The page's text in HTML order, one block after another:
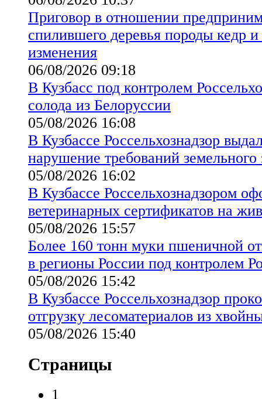
Приговор в отношении
спилившего деревья породы кедр и
изменения
06/08/2026 09:18
В Кузбасс под контролем
солода из Белоруссии
05/08/2026 16:08
В Кузбассе Россельхознадзор
нарушение требований земельного
05/08/2026 16:02
В Кузбассе Россельхознадзором
ветеринарных сертификатов на
05/08/2026 15:57
Более 160 тонн муки пшеничной
в регионы России под контролем
05/08/2026 15:42
В Кузбассе Россельхознадзор
отгрузку лесоматериалов из
05/08/2026 15:40
Страницы
1